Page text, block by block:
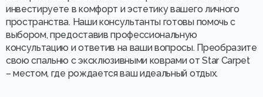
инвестируете в комфорт и эстетику вашего личного
пространства. Наши консультанты готовы помочь с
выбором, предоставив профессиональную
консультацию и ответив на ваши вопросы. Преобразите
свою спальню с эксклюзивными коврами от Star Carpet
– местом, где рождается ваш идеальный отдых.